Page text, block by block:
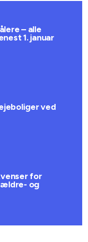
– alle
1. januar
ved
for
ældre- og